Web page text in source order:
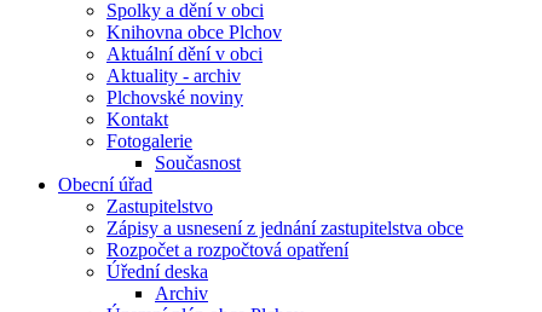
Spolky a dění v obci
Knihovna obce Plchov
Aktuální dění v obci
Aktuality - archiv
Plchovské noviny
Kontakt
Fotogalerie
Současnost
Obecní úřad
Zastupitelstvo
Zápisy a usnesení z jednání zastupitelstva obce
Rozpočet a rozpočtová opatření
Úřední deska
Archiv